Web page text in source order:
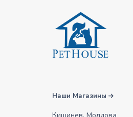
Наши Магазины